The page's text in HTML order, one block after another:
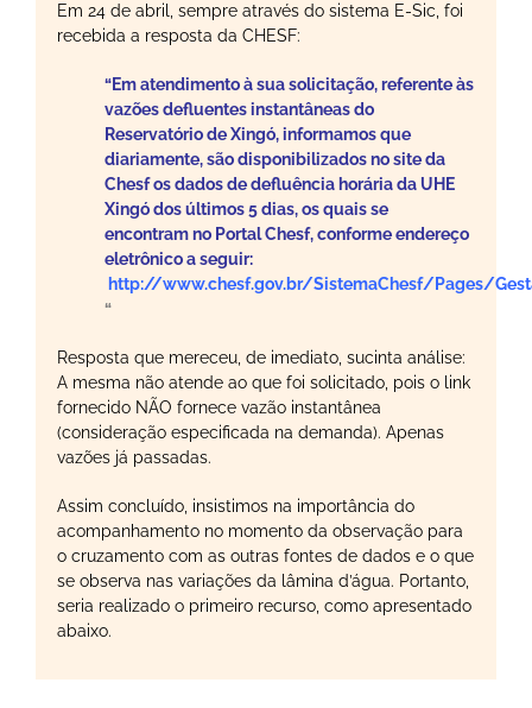
Em 24 de abril, sempre através do sistema E-Sic, foi
recebida a resposta da CHESF:
“Em atendimento à sua solicitação, referente às
vazões defluentes instantâneas do
Reservatório de Xingó, informamos que
diariamente, são disponibilizados no site da
Chesf os dados de defluência horária da UHE
Xingó dos últimos 5 dias, os quais se
encontram no Portal Chesf, conforme endereço
eletrônico a seguir:
http://www.chesf.gov.br/SistemaChesf/Pages/
“
Resposta que mereceu, de imediato, sucinta análise:
A mesma não atende ao que foi solicitado, pois o link
fornecido NÃO fornece vazão instantânea
(consideração especificada na demanda). Apenas
vazões já passadas.
Assim concluído, insistimos na importância do
acompanhamento no momento da observação para
o cruzamento com as outras fontes de dados e o que
se observa nas variações da lâmina d’água. Portanto,
seria realizado o primeiro recurso, como apresentado
abaixo.